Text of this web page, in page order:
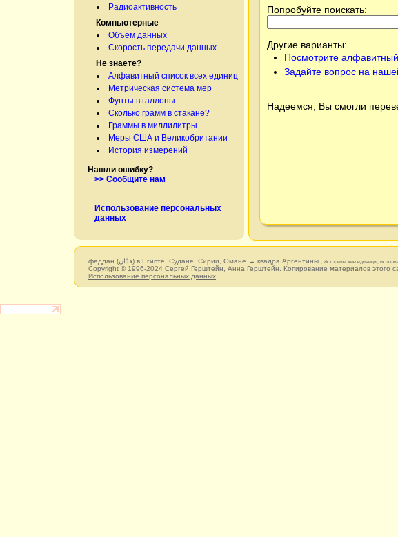
Радиоактивность
Компьютерные
Объём данных
Скорость передачи данных
Не знаете?
Алфавитный список всех единиц
Метрическая система мер
Фунты в галлоны
Сколько грамм в стакане?
Граммы в миллилитры
Меры США и Великобритании
История измерений
Нашли ошибку?
>> Сообщите нам
Использование персональных
данных
Попробуйте поискать:
Другие варианты:
Посмотрите
Задайте вопрос на
Надеемся, Вы смогли
феддан (فدّان‎) в Египте, Судане, Сирии, Омане → квадра Аргентины , Исторические единицы,
Copyright © 1996-2024 Сергей Герштейн Анна Герштейн . Копирование материалов этого
Использование персональных данных